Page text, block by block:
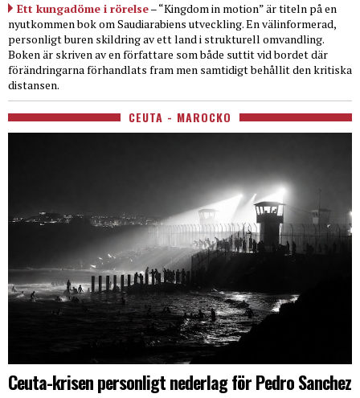
Ett kungadöme i rörelse– “Kingdom in motion” är titeln på en
nyutkommen bok om Saudiarabiens utveckling. En välinformerad,
personligt buren skildring av ett land i strukturell omvandling.
Boken är skriven av en författare som både suttit vid bordet där
förändringarna förhandlats fram men samtidigt behållit den kritiska
distansen.
CEUTA - MAROCKO
Ceuta-krisen personligt nederlag för Pedro Sanchez